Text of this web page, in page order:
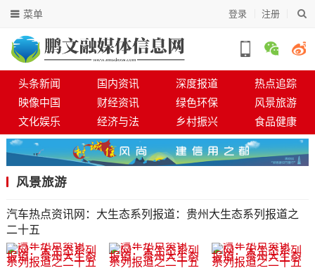
登录 注册
菜单
头条新闻 国内资讯 深度报道
热点追踪
映像中国
财经资讯 绿色环保
风景旅游
文化娱乐
经济与法 乡村振兴 食品健康
风景旅游
汽车热点资讯网：大生态系列报道：贵州大生态系列报道之
二十五